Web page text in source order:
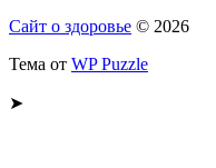
Сайт о здоровье © 2026
Тема от WP Puzzle
➤